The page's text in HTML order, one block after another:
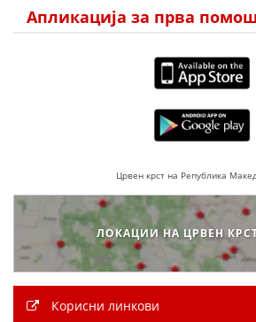
ДЕЈСТВУВАЊЕ
ПРИРАЧНИЦИ
СТРАТЕГИИ
ЕДУКАТИВНО ИНФОРМАТИВНИ
БРОШУРИ
Апликација за прва помош
Црвен крст на Република
ЛОКАЦИИ НА ЦРВЕН
Корисни линкови